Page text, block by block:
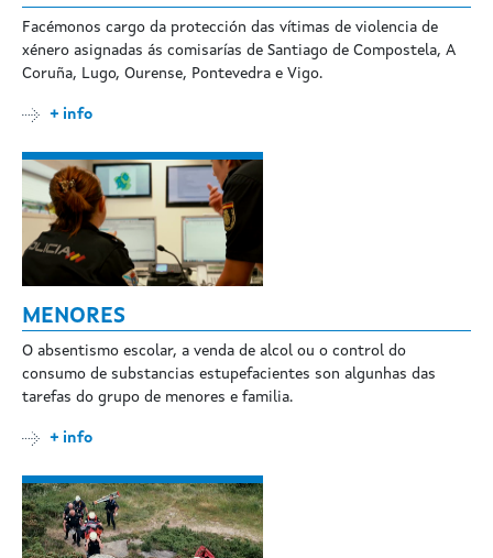
Facémonos cargo da protección das vítimas de violencia de
xénero asignadas ás comisarías de Santiago de Compostela, A
Coruña, Lugo, Ourense, Pontevedra e Vigo.
+ info
MENORES
O absentismo escolar, a venda de alcol ou o control do
consumo de substancias estupefacientes son algunhas das
tarefas do grupo de menores e familia.
+ info